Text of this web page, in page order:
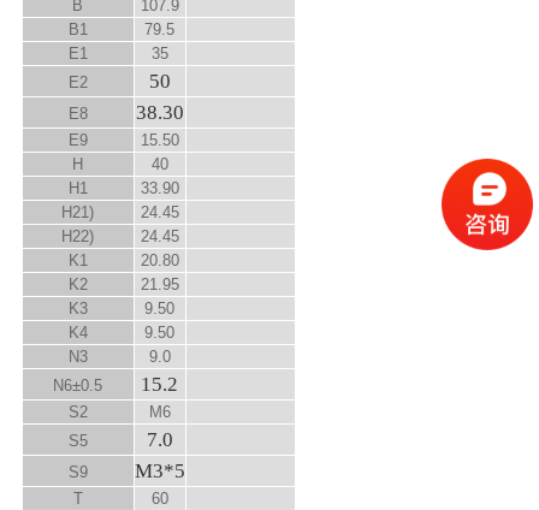
B
107.9
B1
79.5
E1
35
E2 50
E8 38.30
E9
15.50
H
40
H 1
33.90
H21)
24.45
H22)
24.45
K1
20.80
K2
21.95
K3
9.50
K4
9.50
N3
9.0
N6±0.5 15.2
S2
M6
S5 7.0
S9 M3*5
T
60